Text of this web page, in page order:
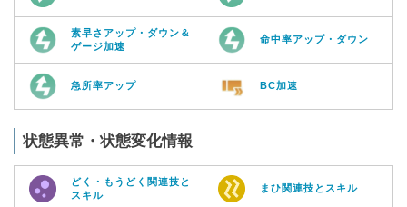
素早さアップ・ダウン＆
ゲージ加速
命中率アップ・ダウン
急所率アップ BC加速
状態異常・状態変化情報
どく・もうどく関連技と
スキル
まひ関連技とスキル